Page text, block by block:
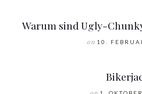
Warum sind Ugly-
on 10.